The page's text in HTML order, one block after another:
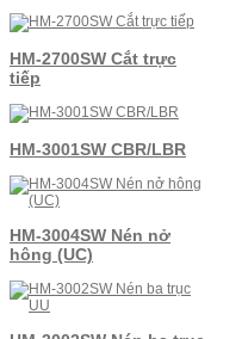
HM-2700SW Cắt trực
tiếp
HM-3001SW CBR/LBR
HM-3004SW Nén nở
hông (UC)